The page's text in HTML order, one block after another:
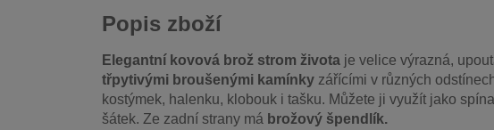
Popis zboží
Elegantní kovová brož strom života je velice výrazná,
třpytivými broušenými kamínky zářícími v různých
kostýmek, halenku, klobouk i tašku. Můžete ji využít jako
šátek. Ze zadní strany má brožový špendlík.